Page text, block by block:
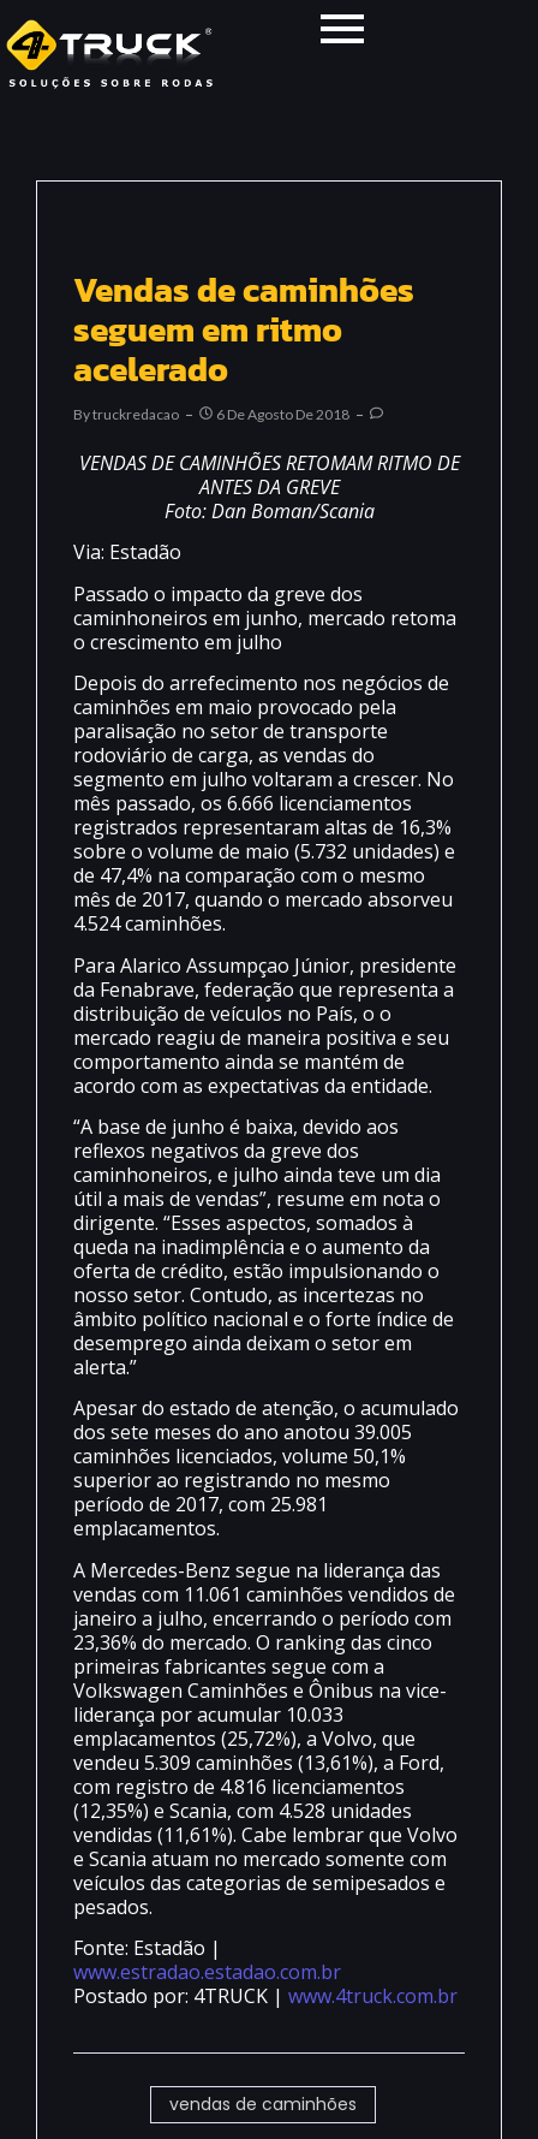
Vendas de caminhões
seguem em ritmo
acelerado
ByTruckredacao 6 De Agosto De 2018
VENDAS DE CAMINHÕES RETOMAM RITMO DE
ANTES DA GREVE
Foto: Dan Boman/Scania
Via: Estadão
Passado o impacto da greve dos
caminhoneiros em junho, mercado retoma
o crescimento em julho
Depois do arrefecimento nos negócios de
caminhões em maio provocado pela
paralisação no setor de transporte
rodoviário de carga, as vendas do
segmento em julho voltaram a crescer. No
mês passado, os 6.666 licenciamentos
registrados representaram altas de 16,3%
sobre o volume de maio (5.732 unidades) e
de 47,4% na comparação com o mesmo
mês de 2017, quando o mercado absorveu
4.524 caminhões.
Para Alarico Assumpçao Júnior, presidente
da Fenabrave, federação que representa a
distribuição de veículos no País, o o
mercado reagiu de maneira positiva e seu
comportamento ainda se mantém de
acordo com as expectativas da entidade.
“A base de junho é baixa, devido aos
reflexos negativos da greve dos
caminhoneiros, e julho ainda teve um dia
útil a mais de vendas”, resume em nota o
dirigente. “Esses aspectos, somados à
queda na inadimplência e o aumento da
oferta de crédito, estão impulsionando o
nosso setor. Contudo, as incertezas no
âmbito político nacional e o forte índice de
desemprego ainda deixam o setor em
alerta.”
Apesar do estado de atenção, o acumulado
dos sete meses do ano anotou 39.005
caminhões licenciados, volume 50,1%
superior ao registrando no mesmo
período de 2017, com 25.981
emplacamentos.
A Mercedes-Benz segue na liderança das
vendas com 11.061 caminhões vendidos de
janeiro a julho, encerrando o período com
23,36% do mercado. O ranking das cinco
primeiras fabricantes segue com a
Volkswagen Caminhões e Ônibus na vice-
liderança por acumular 10.033
emplacamentos (25,72%), a Volvo, que
vendeu 5.309 caminhões (13,61%), a Ford,
com registro de 4.816 licenciamentos
(12,35%) e Scania, com 4.528 unidades
vendidas (11,61%). Cabe lembrar que Volvo
e Scania atuam no mercado somente com
veículos das categorias de semipesados e
pesados.
Fonte: Estadão |
www.estradao.estadao.com.br
Postado por: 4TRUCK | www.4truck.com.br
vendas de caminhões